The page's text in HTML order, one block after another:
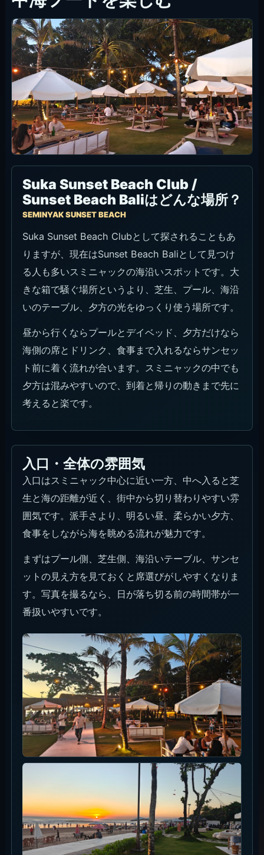
Suka Sunset Beach Club /
Sunset Beach Baliはどんな場所？
SEMINYAK SUNSET BEACH
Suka Sunset Beach Clubとして探されることもあ
りますが、現在はSunset Beach Baliとして見つけ
る人も多いスミニャックの海沿いスポットです。大
きな箱で騒ぐ場所というより、芝生、プール、海沿
いのテーブル、夕方の光をゆっくり使う場所です。
昼から行くならプールとデイベッド、夕方だけなら
海側の席とドリンク、食事まで入れるならサンセッ
ト前に着く流れが合います。スミニャックの中でも
夕方は混みやすいので、到着と帰りの動きまで先に
考えると楽です。
入口・全体の雰囲気
入口はスミニャック中心に近い一方、中へ入ると芝
生と海の距離が近く、街中から切り替わりやすい雰
囲気です。派手さより、明るい昼、柔らかい夕方、
食事をしながら海を眺める流れが魅力です。
まずはプール側、芝生側、海沿いテーブル、サンセ
ットの見え方を見ておくと席選びがしやすくなりま
す。写真を撮るなら、日が落ち切る前の時間帯が一
番扱いやすいです。